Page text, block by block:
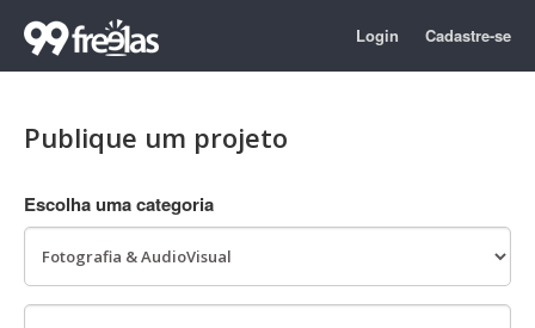
Login Cadastre-se
Publique um projeto
Escolha uma categoria